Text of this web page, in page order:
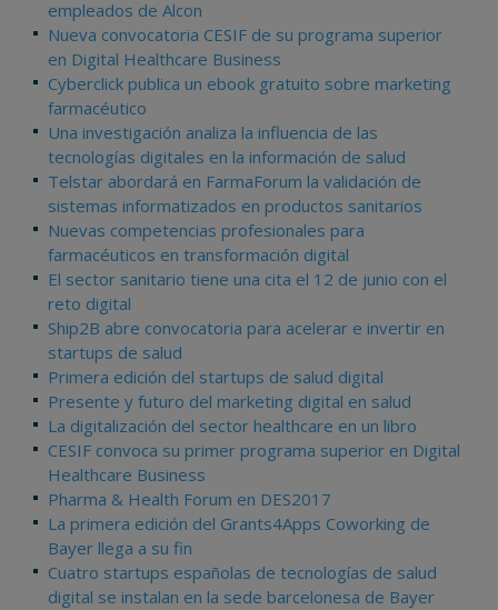
empleados de Alcon
Nueva convocatoria CESIF de su programa superior
en Digital Healthcare Business
Cyberclick publica un ebook gratuito sobre marketing
farmacéutico
Una investigación analiza la influencia de las
tecnologías digitales en la información de salud
Telstar abordará en FarmaForum la validación de
sistemas informatizados en productos sanitarios
Nuevas competencias profesionales para
farmacéuticos en transformación digital
El sector sanitario tiene una cita el 12 de junio con el
reto digital
Ship2B abre convocatoria para acelerar e invertir en
startups de salud
Primera edición del startups de salud digital
Presente y futuro del marketing digital en salud
La digitalización del sector healthcare en un libro
CESIF convoca su primer programa superior en Digital
Healthcare Business
Pharma & Health Forum en DES2017
La primera edición del Grants4Apps Coworking de
Bayer llega a su fin
Cuatro startups españolas de tecnologías de salud
digital se instalan en la sede barcelonesa de Bayer